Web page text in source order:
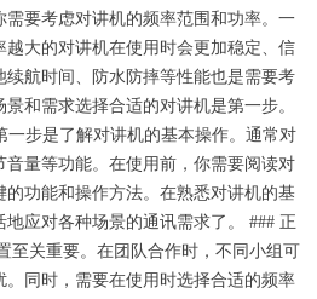
需要考虑对讲机的频率范围和功率。一
大的对讲机在使用时会更加稳定、信
航时间、防水防摔等性能也是需要考
和需求选择合适的对讲机是第一步。
一步是了解对讲机的基本操作。通常对
量等功能。在使用前，你需要阅读对
功能和操作方法。在熟悉对讲机的基
应对各种场景的通讯需求了。 ### 正
至关重要。在团队合作时，不同小组可
。同时，需要在使用时选择合适的频率